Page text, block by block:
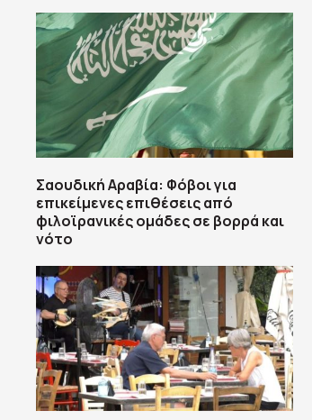
Σαουδική Αραβία: Φόβοι για
επικείμενες επιθέσεις από
φιλοϊρανικές ομάδες σε βορρά και
νότο